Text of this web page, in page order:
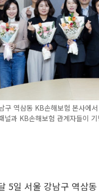
역삼동 KB손해보험 본사에
널과 KB손해보험 관계자들이
5일 서울 강남구 역삼